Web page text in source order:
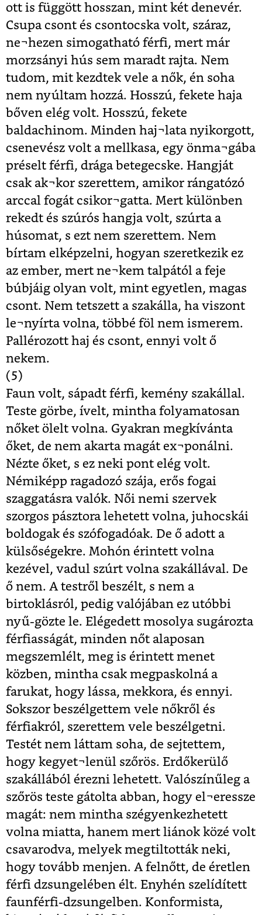
ott is függött hosszan, mint két denevér.
Csupa csont és csontocska volt, száraz,
ne¬hezen simogatható férfi, mert már
morzsányi hús sem maradt rajta. Nem
tudom, mit kezdtek vele a nők, én soha
nem nyúltam hozzá. Hosszú, fekete haja
bőven elég volt. Hosszú, fekete
baldachinom. Minden haj¬lata nyikorgott,
csenevész volt a mellkasa, egy önma¬gába
préselt férfi, drága betegecske. Hangját
csak ak¬kor szerettem, amikor rángatózó
arccal fogát csikor¬gatta. Mert különben
rekedt és szúrós hangja volt, szúrta a
húsomat, s ezt nem szerettem. Nem
bírtam elképzelni, hogyan szeretkezik ez
az ember, mert ne¬kem talpától a feje
búbjáig olyan volt, mint egyetlen, magas
csont. Nem tetszett a szakálla, ha viszont
le¬nyírta volna, többé föl nem ismerem.
Pallérozott haj és csont, ennyi volt ő
nekem.
(5)
Faun volt, sápadt férfi, kemény szakállal.
Teste görbe, ívelt, mintha folyamatosan
nőket ölelt volna. Gyakran megkívánta
őket, de nem akarta magát ex¬ponálni.
Nézte őket, s ez neki pont elég volt.
Némiképp ragadozó szája, erős fogai
szaggatásra valók. Női nemi szervek
szorgos pásztora lehetett volna, juhocskái
boldogak és szófogadóak. De ő adott a
külsőségekre. Mohón érintett volna
kezével, vadul szúrt volna szakállával. De
ő nem. A testről beszélt, s nem a
birtoklásról, pedig valójában ez utóbbi
nyű-gözte le. Elégedett mosolya sugározta
férfiasságát, minden nőt alaposan
megszemlélt, meg is érintett menet
közben, mintha csak megpaskolná a
farukat, hogy lássa, mekkora, és ennyi.
Sokszor beszélgettem vele nőkről és
férfiakról, szerettem vele beszélgetni.
Testét nem láttam soha, de sejtettem,
hogy kegyet¬lenül szőrös. Erdőkerülő
szakállából érezni lehetett. Valószínűleg a
szőrös teste gátolta abban, hogy el¬eressze
magát: nem mintha szégyenkezhetett
volna miatta, hanem mert liánok közé volt
csavarodva, melyek megtiltották neki,
hogy tovább menjen. A felnőtt, de éretlen
férfi dzsungelében élt. Enyhén szelídített
faunférfi-dzsungelben. Konformista,